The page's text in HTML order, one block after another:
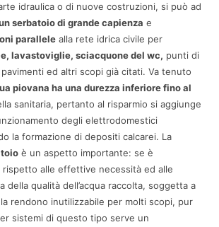
idraulica o di nuove costruzioni, si può ad
serbatoio di grande capienza e
parallele alla rete idrica civile per
lavastoviglie, sciacquone del wc, punti di
ed altri scopi già citati. Va tenuto
piovana ha una durezza inferiore fino al
sanitaria, pertanto al risparmio si aggiunge
degli elettrodomestici
la formazione di depositi calcarei. La
è un aspetto importante: se è
rispetto alle effettive necessità ed alle
della qualità dell’acqua raccolta, soggetta a
rendono inutilizzabile per molti scopi, pur
sistemi di questo tipo serve un